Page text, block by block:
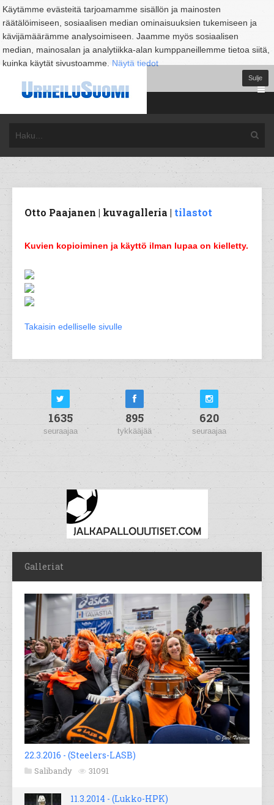
Käytämme evästeitä tarjoamamme sisällön ja mainosten
räätälöimiseen, sosiaalisen median ominaisuuksien tukemiseen ja
kävijämäärämme analysoimiseen. Jaamme myös sosiaalisen
median, mainosalan ja analytiikka-alan kumppaneillemme tietoa siitä,
kuinka käytät sivustoamme. Näytä tiedot
Sulje
Otto Paajanen | kuvagalleria | tilastot
Kuvien kopioiminen ja käyttö ilman lupaa on kielletty.
Takaisin edelliselle sivulle
1635
seuraajaa
895
tykkääjää
620
seuraajaa
Galleriat
22.3.2016 - (Steelers-LASB)
Salibandy 31091
11.3.2014 - (Lukko-HPK)